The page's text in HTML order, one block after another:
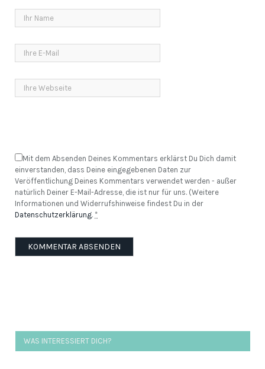
Mit dem Absenden Deines Kommentars erklärst Du Dich damit
einverstanden, dass Deine eingegebenen Daten zur
Veröffentlichung Deines Kommentars verwendet werden - außer
natürlich Deiner E-Mail-Adresse, die ist nur für uns. (Weitere
Informationen und Widerrufshinweise findest Du in der
Datenschutzerklärung. *
WAS INTERESSIERT DICH?